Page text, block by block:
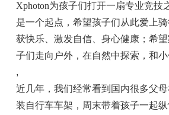
Xphoton为孩子们打开一扇专业竞技
是一个起点，希望孩子们从此爱上
获快乐、激发自信、身心健康；希
子们走向户外，在自然中探索，和小
,
近 几年，我们经常看到国内很多父
装自行车车架，周末带着孩子一起纵